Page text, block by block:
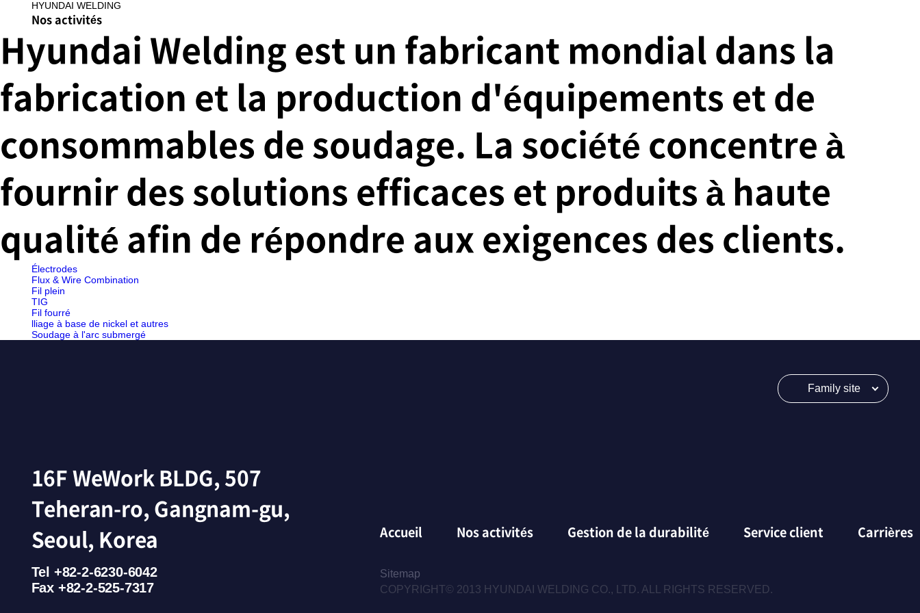
HYUNDAI WELDING
Nos activités
Hyundai Welding est un fabricant mondial dans la
fabrication et la production d'équipements et de
consommables de soudage. La société concentre à
fournir des solutions efficaces et produits à haute
qualité afin de répondre aux exigences des clients.
Électrodes
Flux & Wire Combination
Fil plein
TIG
Fil fourré
lliage à base de nickel et autres
Soudage à l'arc submergé
Family site
Accueil Nos activités Gestion de la durabilité Service client Carrières
16F WeWork BLDG, 507
Teheran-ro, Gangnam-gu,
Seoul, Korea
Tel +82-2-6230-6042
Fax +82-2-525-7317
Sitemap
COPYRIGHT© 2013 HYUNDAI WELDING CO., LTD. ALL RIGHTS RESERVED.